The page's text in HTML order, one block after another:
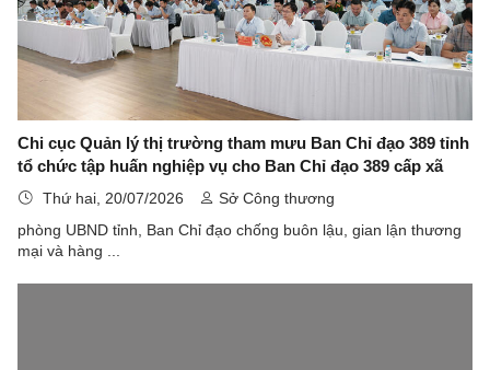
Chi cục Quản lý thị trường tham mưu Ban Chỉ đạo 389 tỉnh
tổ chức tập huấn nghiệp vụ cho Ban Chỉ đạo 389 cấp xã
Thứ hai, 20/07/2026
Sở Công thương
phòng UBND tỉnh, Ban Chỉ đạo chống buôn lậu, gian lận thương
mại và hàng ...